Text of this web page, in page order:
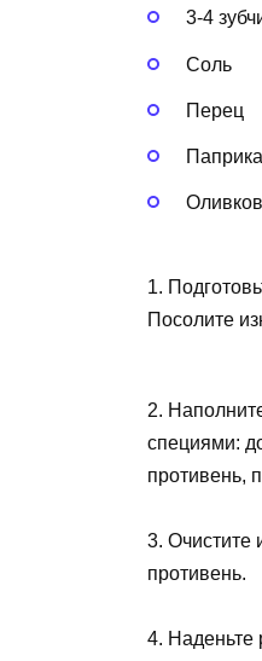
3-4
Соль
Перец
Паприка
1.
Посолите
2.
специями:
противень,
3. Очистите
противень.
4. Наденьте